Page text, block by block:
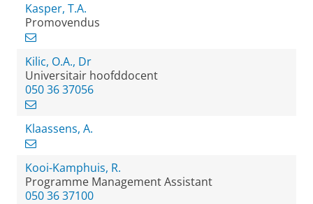
Kasper, T.A.
Promovendus
Kilic, O.A., Dr
Universitair hoofddocent
050 36 37056
Klaassens, A.
Kooi-Kamphuis, R.
Programme Management Assistant
050 36 37100